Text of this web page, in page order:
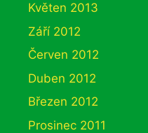
Květen 2013
Září 2012
Červen 2012
Duben 2012
Březen 2012
Prosinec 2011